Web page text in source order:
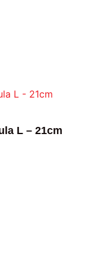
L – 21cm